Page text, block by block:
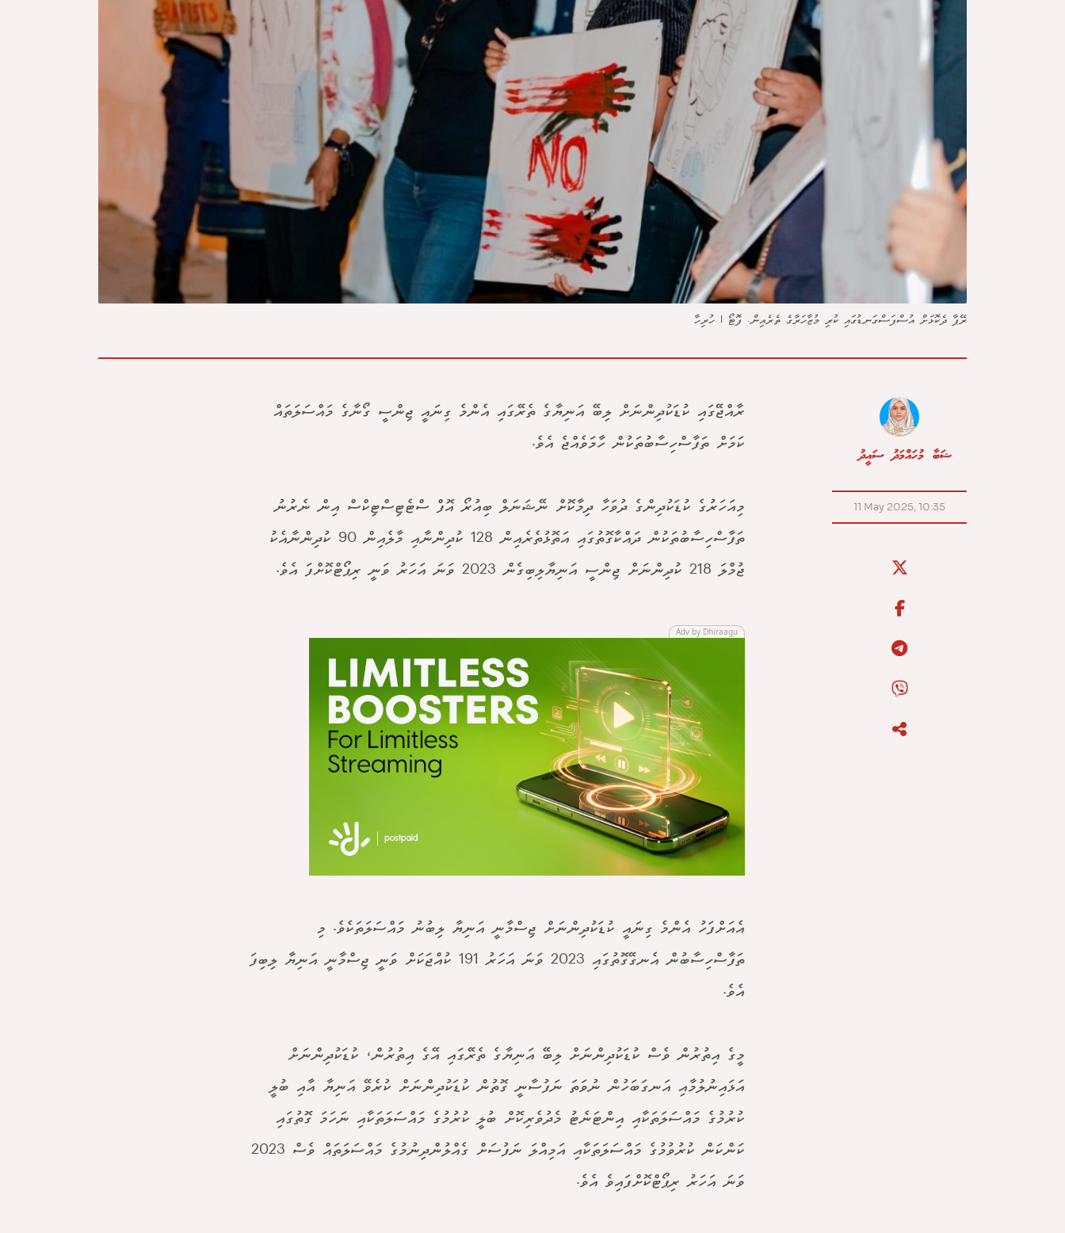
ރޭޕާ ދެކޮޅަށް އުސްފަސްގަނޑުގައި ކުރި މުޒާހަރާގެ ތެރެއިން. ފޮޓޯ | ހުރިހާ
ޝަބާ މުހައްމަދު ސައީދު
11 May 2025, 10:35
ރާއްޖޭގައި ކުޑަކުދިންނަށް ލިބޭ އަނިޔާގެ ތެރޭގައި އެންމެ ގިނައީ ޖިންސީ ގޯނާގެ މައްސަލަތައް
ކަމަށް ތަފާސްހިސާބުތަކުން ހާމަވެއްޖެ އެވެ.
މިއަހަރުގެ ކުޑަކުދިންގެ ދުވަހާ ދިމާކޮށް ނޭޝަނަލް ބިއުރޯ އޮފް ސްޓެޓިސްޓިކްސް އިން ނެރުނު
ތަފާސްހިސާބުތަކުން ދައްކާގޮތުގައި އަތޮޅުތެރެއިން 128 ކުދިންނާއި މާލެއިން 90 ކުދިންނާއެކު
ޖުމްލަ 218 ކުދިންނަށް ޖިންސީ އަނިޔާލިބިގެން 2023 ވަނަ އަހަރު ވަނީ ރިޕޯޓްކޮށްފަ އެވެ.
Adv by Dhiraagu
އެއަށްފަހު އެންމެ ގިނައީ ކުޑަކުދިންނަށް ޖިސްމާނީ އަނިޔާ ލިބުނު މައްސަލަތަކެވެ. މި
ތަފާސްހިސާބުން އެނގޭގޮތުގައި 2023 ވަނަ އަހަރު 191 ކުއްޖަކަށް ވަނީ ޖިސްމާނީ އަނިޔާ ލިބިފަ
އެވެ.
މީގެ އިތުރުން ވެސް ކުޑަކުދިންނަށް ލިބޭ އަނިޔާގެ ތެރޭގައި އޭގެ އިތުރުން، ކުޑަކުދިންނަށް
އަޅައިނުލުމާއި އަނގަބަހުން ނުވަތަ ނަފުސާނީ ގޮތުން ކުޑަކުދިންނަށް ކުރެވޭ އަނިޔާ އާއި ބުލީ
ކުރުމުގެ މައްސަލަތަކާއި އިންޓަނެޓު މެދުވެރިކޮށް ބުލީ ކުރުމުގެ މައްސަލަތަކާއި ނަހަމަ ގޮތުގައި
ކަންކަން ކުރުވުމުގެ މައްސަލަތަކާއި އަމިއްލަ ނަފުސަށް ގެއްލުންދިނުމުގެ މައްސަލަތައް ވެސް 2023
ވަނަ އަހަރު ރިޕޯޓްކޮށްފައިވެ އެވެ.